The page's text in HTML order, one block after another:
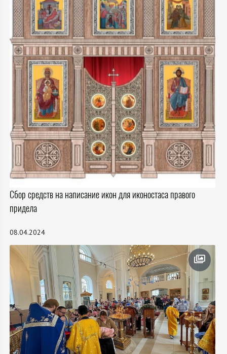
Сбор средств на написание икон для иконостаса правого
придела
08.04.2024